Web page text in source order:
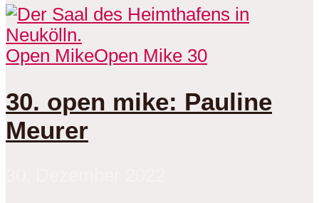
Open MikeOpen Mike 30
30. open mike: Pauline
Meurer